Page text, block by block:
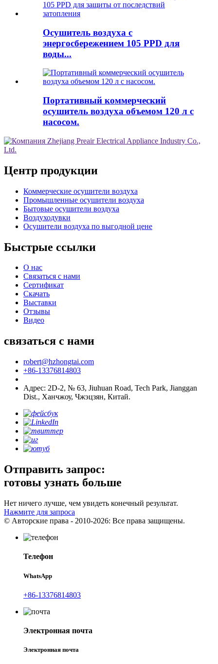
Осушитель воздуха с
энергосбережением 105 PPD для
воды...
Портативный коммерческий
осушитель воздуха объемом 120 л с
насосом.
Центр продукции
Коммерческие осушители воздуха
Промышленные осушители воздуха
Бытовые осушители воздуха
Воздуходувки
Осушители воздуха по выгодной цене
Быстрые ссылки
О нас
Связаться с нами
Сертификат
Скачать
Выставки
Отзывы
Видео
связаться с нами
robert@hzhongtai.com
+86-13376814803
Адрес: 2D-2, № 63, Jiuhuan Road, Tech Park, Jianggan
Dist., Ханчжоу, Чжэцзян, Китай.
Отправить запрос:
готовы узнать больше
Нет ничего лучше, чем увидеть конечный результат.
Нажмите для запроса
© Авторские права - 2010-2026: Все права защищены.
Телефон
WhatsApp
+86-13376814803
Электронная почта
Электронная почта